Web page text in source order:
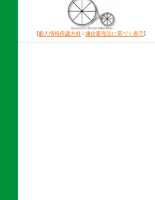
[個人情報保護方針 / 通信販売法に基づく表示]